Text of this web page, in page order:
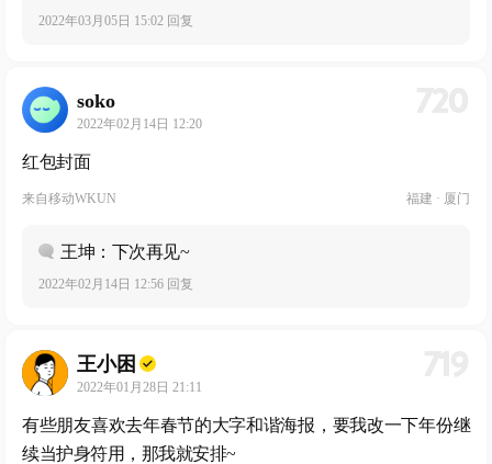
2022年03月05日 15:02 回复
soko
2022年02月14日 12:20
红包封面
来自移动WKUN 福建 · 厦门
王坤：下次再见~
2022年02月14日 12:56 回复
王小困
2022年01月28日 21:11
有些朋友喜欢去年春节的大字和谐海报，要我改一下年份继
续当护身符用，那我就安排~